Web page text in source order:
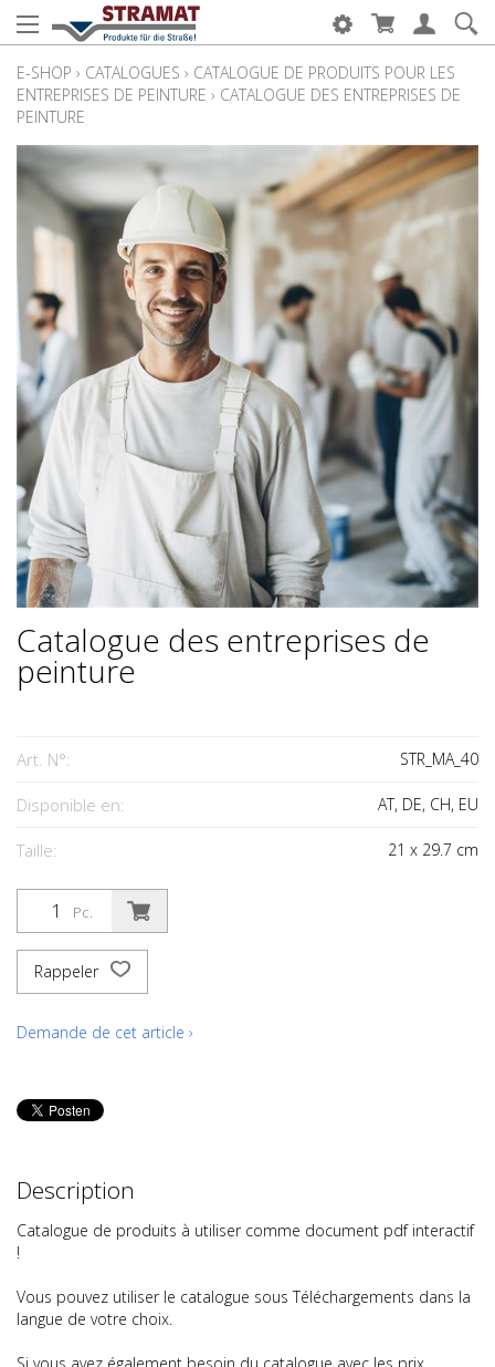
E-SHOP › CATALOGUES › CATALOGUE DE PRODUITS POUR LES
ENTREPRISES DE PEINTURE › CATALOGUE DES ENTREPRISES DE
PEINTURE
Catalogue des entreprises de
peinture
Art. N°: STR_MA_40
Disponible en: AT, DE, CH, EU
Taille: 21 x 29.7 cm
Pc.
Rappeler
Demande de cet article ›
Description
Catalogue de produits à utiliser comme document pdf interactif
!
Vous pouvez utiliser le catalogue sous Téléchargements dans la
langue de votre choix.